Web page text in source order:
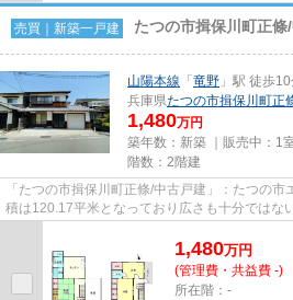
売買｜新築一戸建 たつの市揖保川町正條
山陽本線 「 竜野 」駅 徒歩
兵庫県たつの市揖保川町正
1,480万円
築年数：新築 ｜販売中： 1
階数：2階建
「たつの市揖保川町正條/中古戸建」：たつの
積は120.17平米となっており広さも十分では
1,480万円
(管理費・共益費 -)
所在階：-